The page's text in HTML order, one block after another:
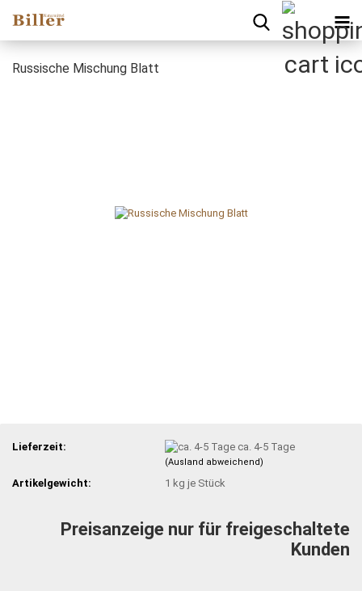
Russische Mischung Blatt
Lieferzeit: ca. 4-5 Tage
(Ausland abweichend)
Artikelgewicht: 1 kg je Stück
Preisanzeige nur für freigeschaltete
Kunden